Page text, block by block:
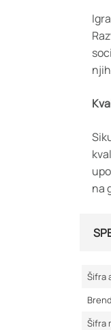
na
Šifra
Brend
Šifra